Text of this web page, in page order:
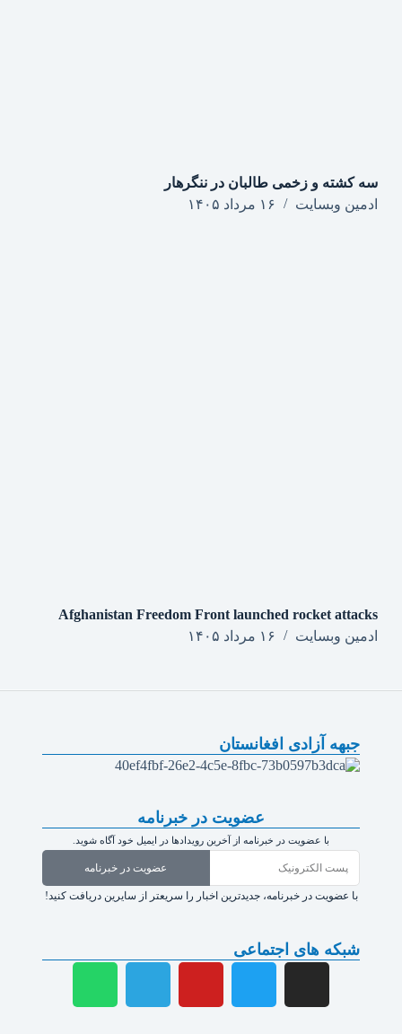
سه کشته و زخمی طالبان در ننگرهار
ادمین وبسایت
۱۶ مرداد ۱۴۰۵
Afghanistan Freedom Front launched rocket attacks
ادمین وبسایت
۱۶ مرداد ۱۴۰۵
جبهه آزادی افغانستان
عضویت در خبرنامه
با عضویت در خبرنامه از آخرین رویدادها در ایمیل خود آگاه شوید.
عضویت در خبرنامه
با عضویت در خبرنامه، جدیدترین اخبار را سریعتر از سایرین دریافت کنید!
شبکه های اجتماعی